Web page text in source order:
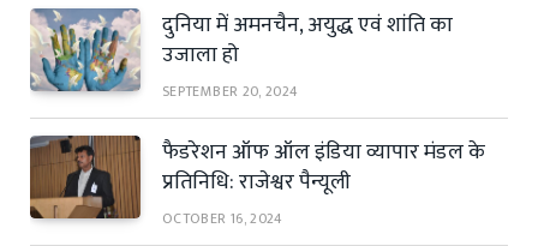
दुनिया में अमनचैन, अयुद्ध एवं शांति का
उजाला हो
SEPTEMBER 20, 2024
फैडरेशन ऑफ ऑल इंडिया व्यापार मंडल के
प्रतिनिधि: राजेश्वर पैन्यूली
OCTOBER 16, 2024